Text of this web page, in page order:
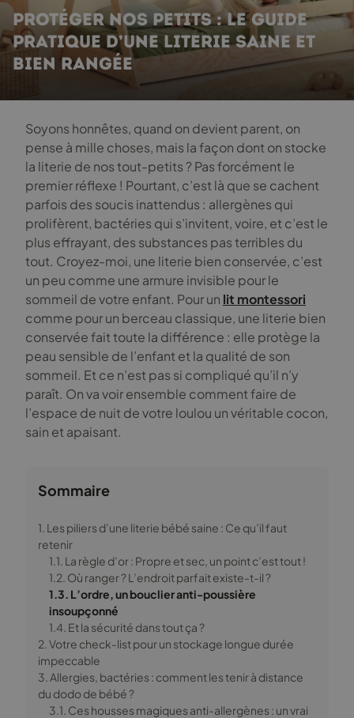
PROTÉGER NOS PETITS : LE GUIDE
PRATIQUE D’UNE LITERIE SAINE ET
BIEN RANGÉE
Soyons honnêtes, quand on devient parent, on
pense à mille choses, mais la façon dont on stocke
la literie de nos tout-petits ? Pas forcément le
premier réflexe ! Pourtant, c’est là que se cachent
parfois des soucis inattendus : allergènes qui
prolifèrent, bactéries qui s’invitent, voire, et c’est le
plus effrayant, des substances pas terribles du
tout. Croyez-moi, une literie bien conservée, c’est
un peu comme une armure invisible pour le
sommeil de votre enfant. Pour un lit montessori
comme pour un berceau classique, une literie bien
conservée fait toute la différence : elle protège la
peau sensible de l’enfant et la qualité de son
sommeil. Et ce n’est pas si compliqué qu’il n’y
paraît. On va voir ensemble comment faire de
l’espace de nuit de votre loulou un véritable cocon,
sain et apaisant.
Sommaire
1. Les piliers d’une literie bébé saine : Ce qu’il faut
retenir
1.1. La règle d’or : Propre et sec, un point c’est tout !
1.2. Où ranger ? L’endroit parfait existe-t-il ?
1.3. L’ordre, un bouclier anti-poussière
insoupçonné
1.4. Et la sécurité dans tout ça ?
2. Votre check-list pour un stockage longue durée
impeccable
3. Allergies, bactéries : comment les tenir à distance
du dodo de bébé ?
3.1. Ces housses magiques anti-allergènes : un vrai